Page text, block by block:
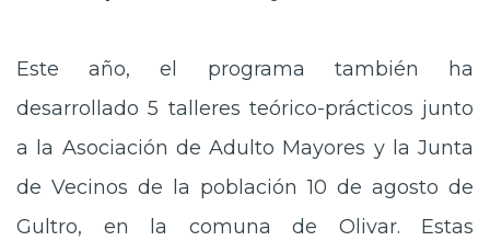
Este año, el programa también ha
desarrollado 5 talleres teórico-prácticos junto
a la Asociación de Adulto Mayores y la Junta
de Vecinos de la población 10 de agosto de
Gultro, en la comuna de Olivar. Estas